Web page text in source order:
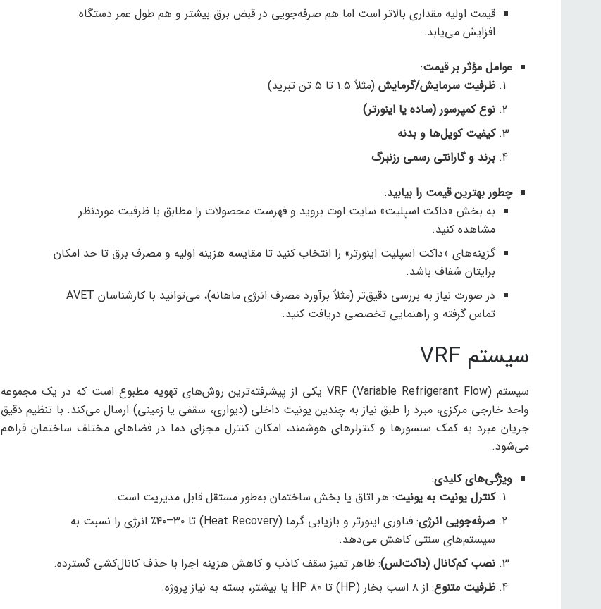
قیمت اولیه مقداری بالاتر است اما هم صرفه‌جویی در قبض برق بیشتر و هم طول عمر دستگاه
افزایش می‌یابد.
عوامل مؤثر بر قیمت:
ظرفیت سرمایش/گرمایش (مثلاً ۱.۵ تا ۵ تن تبرید)
نوع کمپرسور (ساده یا اینورتر)
کیفیت کویل‌ها و بدنه
برند و گارانتی رسمی رزنبرگ
چطور بهترین قیمت را بیابید:
به بخش «داکت اسپلیت» سایت اوت بروید و فهرست محصولات را مطابق با ظرفیت موردنظر
مشاهده کنید.
گزینه‌های «داکت اسپلیت اینورتر» را انتخاب کنید تا مقایسه هزینه اولیه و مصرف برق تا حد امکان
برایتان شفاف باشد.
در صورت نیاز به بررسی دقیق‌تر (مثلاً برآورد مصرف انرژی ماهانه)، می‌توانید با کارشناسان AVET
تماس گرفته و راهنمایی تخصصی دریافت کنید.
سیستم VRF
سیستم VRF (Variable Refrigerant Flow) یکی از پیشرفته‌ترین روش‌های تهویه مطبوع است که در یک مجموعه
واحد خارجی مرکزی، مبرد را طبق نیاز به چندین یونیت داخلی (دیواری، سقفی یا زمینی) ارسال می‌کند. با تنظیم دقیق
جریان مبرد به کمک سنسورها و کنترلرهای هوشمند، امکان کنترل مجزای دما در فضاهای مختلف ساختمان فراهم
می‌شود.
ویژگی‌های کلیدی:
کنترل یونیت به یونیت: هر اتاق یا بخش ساختمان به‌طور مستقل قابل مدیریت است.
صرفه‌جویی انرژی
: فناوری اینورتر و بازیابی گرما (Heat Recovery) تا ۳۰–۴۰٪ انرژی را نسبت به
سیستم‌های سنتی کاهش می‌دهد.
نصب کم‌کانال (داکت‌لس): ظاهر تمیز سقف کاذب و کاهش هزینه اجرا با حذف کانال‌کشی گسترده.
ظرفیت متنوع: از ۸ اسب بخار (HP) تا ۸۰ HP یا بیشتر، بسته به نیاز پروژه.